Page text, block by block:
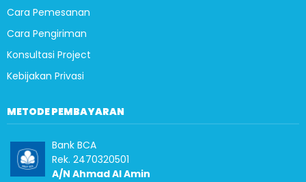
Cara Pemesanan
Cara Pengiriman
Konsultasi Project
Kebijakan Privasi
METODE PEMBAYARAN
Bank BCA
Rek. 2470320501
A/N Ahmad Al Amin